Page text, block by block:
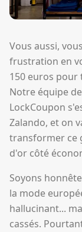
Vous aussi,
frustration en
150 euros pour
Notre équipe
LockCoupon
Zalando, et on
transformer ce
d'or côté
Soyons
la mode
hallucinant...
cassés.